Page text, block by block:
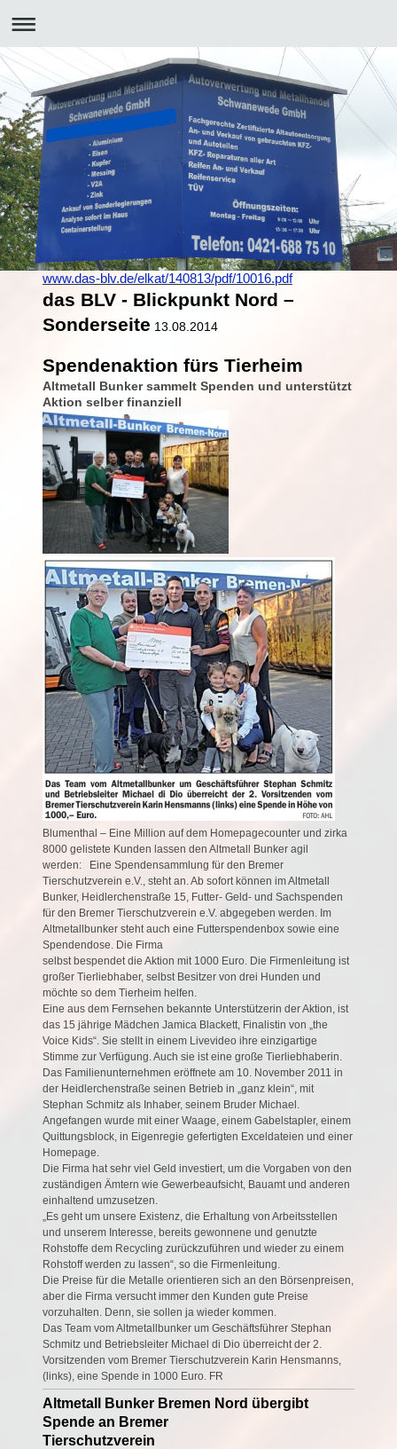
www.das-blv.de/elkat/140813/pdf/10016.pdf
das BLV - Blickpunkt Nord –
Sonderseite 13.08.2014
Spendenaktion fürs Tierheim
Altmetall Bunker sammelt Spenden und unterstützt
Aktion selber finanziell
Blumenthal – Eine Million auf dem Homepagecounter und zirka
8000 gelistete Kunden lassen den Altmetall Bunker agil
werden: Eine Spendensammlung für den Bremer
Tierschutzverein e.V., steht an. Ab sofort können im Altmetall
Bunker, Heidlerchenstraße 15, Futter- Geld- und Sachspenden
für den Bremer Tierschutzverein e.V. abgegeben werden. Im
Altmetallbunker steht auch eine Futterspendenbox sowie eine
Spendendose. Die Firma
selbst bespendet die Aktion mit 1000 Euro. Die Firmenleitung ist
großer Tierliebhaber, selbst Besitzer von drei Hunden und
möchte so dem Tierheim helfen.
Eine aus dem Fernsehen bekannte Unterstützerin der Aktion, ist
das 15 jährige Mädchen Jamica Blackett, Finalistin von „the
Voice Kids“. Sie stellt in einem Livevideo ihre einzigartige
Stimme zur Verfügung. Auch sie ist eine große Tierliebhaberin.
Das Familienunternehmen eröffnete am 10. November 2011 in
der Heidlerchenstraße seinen Betrieb in „ganz klein“, mit
Stephan Schmitz als Inhaber, seinem Bruder Michael.
Angefangen wurde mit einer Waage, einem Gabelstapler, einem
Quittungsblock, in Eigenregie gefertigten Exceldateien und einer
Homepage.
Die Firma hat sehr viel Geld investiert, um die Vorgaben von den
zuständigen Ämtern wie Gewerbeaufsicht, Bauamt und anderen
einhaltend umzusetzen.
„Es geht um unsere Existenz, die Erhaltung von Arbeitsstellen
und unserem Interesse, bereits gewonnene und genutzte
Rohstoffe dem Recycling zurückzuführen und wieder zu einem
Rohstoff werden zu lassen“, so die Firmenleitung.
Die Preise für die Metalle orientieren sich an den Börsenpreisen,
aber die Firma versucht immer den Kunden gute Preise
vorzuhalten. Denn, sie sollen ja wieder kommen.
Das Team vom Altmetallbunker um Geschäftsführer Stephan
Schmitz und Betriebsleiter Michael di Dio überreicht der 2.
Vorsitzenden vom Bremer Tierschutzverein Karin Hensmanns,
(links), eine Spende in 1000 Euro. FR
Altmetall Bunker Bremen Nord übergibt
Spende an Bremer
Tierschutzverein